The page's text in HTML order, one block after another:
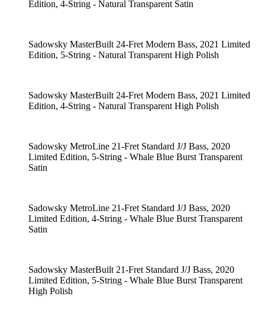
Edition, 4-String - Natural Transparent Satin
Sadowsky MasterBuilt 24-Fret Modern Bass, 2021 Limited
Edition, 5-String - Natural Transparent High Polish
Sadowsky MasterBuilt 24-Fret Modern Bass, 2021 Limited
Edition, 4-String - Natural Transparent High Polish
Sadowsky MetroLine 21-Fret Standard J/J Bass, 2020
Limited Edition, 5-String - Whale Blue Burst Transparent
Satin
Sadowsky MetroLine 21-Fret Standard J/J Bass, 2020
Limited Edition, 4-String - Whale Blue Burst Transparent
Satin
Sadowsky MasterBuilt 21-Fret Standard J/J Bass, 2020
Limited Edition, 5-String - Whale Blue Burst Transparent
High Polish